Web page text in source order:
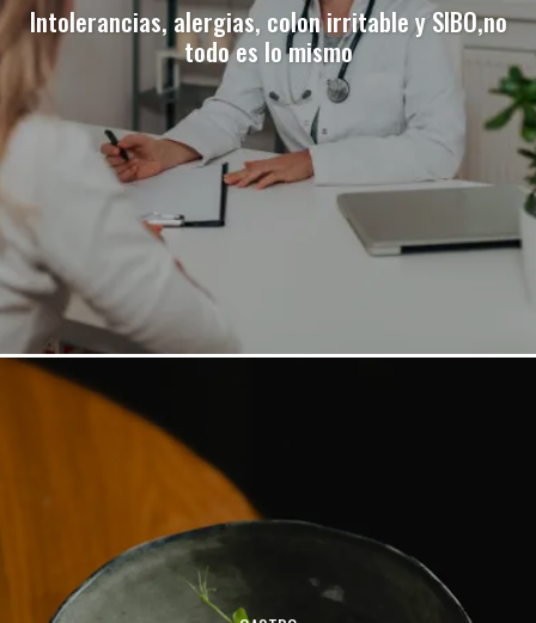
Intolerancias, alergias, colon irritable y SIBO,no
todo es lo mismo